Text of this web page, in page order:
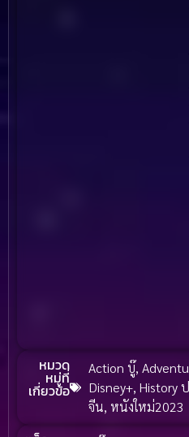
หมวด
หมู่ที่
เกี่ยวข้อ
Action บู๊,
Disney+,History
จีน,หนังใหม่2023